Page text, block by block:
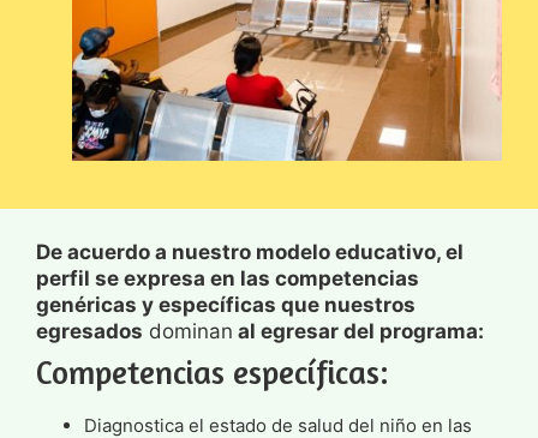
De acuerdo a nuestro modelo educativo, el
perfil se expresa en las competencias
genéricas y específicas que nuestros
egresados dominan al egresar del programa:
Competencias específicas:
Diagnostica el estado de salud del niño en las